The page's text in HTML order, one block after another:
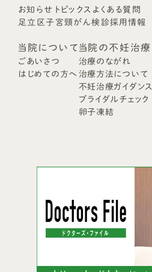
お知らせ トピックス よくある質問
足立区子宮頸がん検診採用情報
当院について
ごあいさつ
はじめての方へ
当院の不妊治療
治療のながれ
治療方法について
不妊治療ガイダンス
ブライダルチェック
卵子凍結